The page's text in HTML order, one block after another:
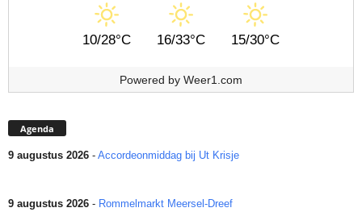
10/28°C 16/33°C 15/30°C
Powered by Weer1.com
Agenda
9 augustus 2026 - Accordeonmiddag bij Ut Krisje
9 augustus 2026 - Rommelmarkt Meersel-Dreef